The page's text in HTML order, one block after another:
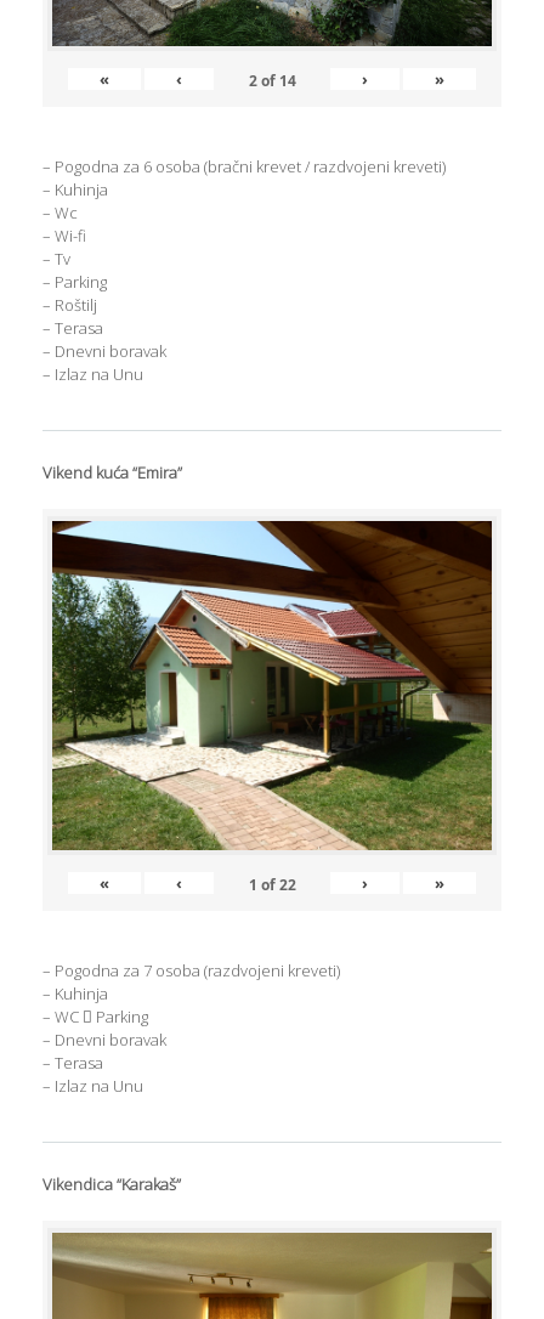
« ‹ 2of 14 › »
– Pogodna za 6 osoba (bračni krevet / razdvojeni kreveti)
– Kuhinja
– Wc
– Wi-fi
– Tv
– Parking
– Roštilj
– Terasa
– Dnevni boravak
– Izlaz na Unu
Vikend kuća “Emira”
« ‹ 1 of22 › »
– Pogodna za 7 osoba (razdvojeni kreveti)
– Kuhinja
– WC  Parking
– Dnevni boravak
– Terasa
– Izlaz na Unu
Vikendica “Karakaš”